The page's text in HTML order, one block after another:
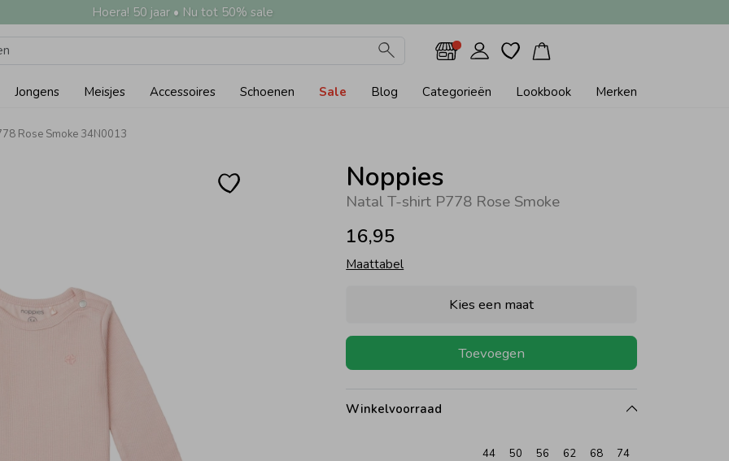
Hoera! 50 jaar • Nu tot 50% sale
Jongens Meisjes Accessoires Schoenen Sale Blog Categorieën Lookbook Merken
Rose Smoke 34N0013
Noppies
Natal T-shirt P778 Rose Smoke
16,95
Maattabel
Kies een maat
Toevoegen
Winkelvoorraad
44 50 56 62 68
74